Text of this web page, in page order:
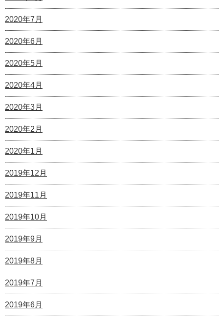
2020年7月
2020年6月
2020年5月
2020年4月
2020年3月
2020年2月
2020年1月
2019年12月
2019年11月
2019年10月
2019年9月
2019年8月
2019年7月
2019年6月